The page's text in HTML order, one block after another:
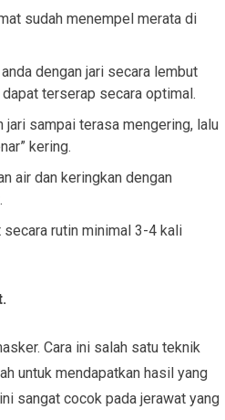
sudah menempel merata di
dengan jari secara lembut
dapat terserap secara optimal.
jari sampai terasa mengering, lalu
kering.
air dan keringkan dengan
secara rutin minimal 3-4 kali
Cara ini salah satu teknik
untuk mendapatkan hasil yang
sangat cocok pada jerawat yang